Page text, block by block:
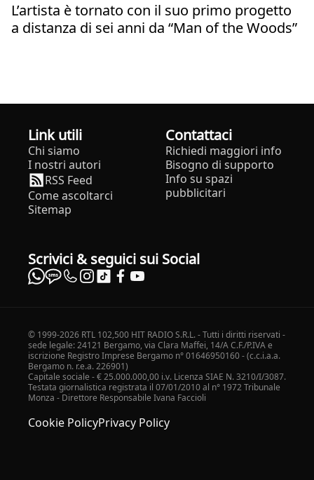
L’artista è tornato con il suo primo progetto
a distanza di sei anni da “Man of the Woods”
Link utili
Chi siamo
I nostri autori
RSS Feed
Come ascoltarci
Sitemap
Contattaci
Richiedi maggiori info
Bisogno di supporto
Info su spazi
pubblicitari
Scrivici & seguici sui Social
© 1999-2026 RTL 102,500 HIT RADIO S.R.L. - Tutti i diritti riservati -
sede legale: 24121 Bergamo, via Clara Maffei, 14/A C.F./P.IVA e
iscrizione Registro Imprese Bergamo n° 01646950160 - (c.c.i.a.a.
Bergamo n. r.e.a. 226901)
Capitale sociale - € 25.000.000,00 i.v. Licenza SIAE N. 3210/I/3087.
Testata giornalistica registrata il 07/01/2010 al n° 1972 Tribunale
Monza - Direttore Responsabile Ivana Faccioli
Cookie PolicyPrivacy Policy